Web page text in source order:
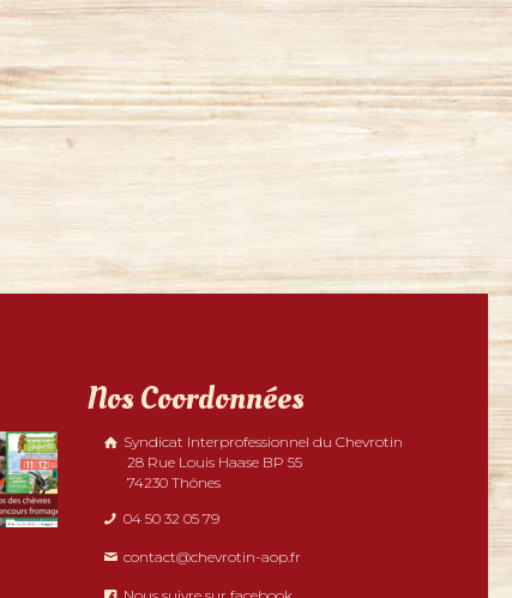
Nos Coordonnées
Syndicat Interprofessionnel du Chevrotin
28 Rue Louis Haase BP 55
74230 Thônes
04 50 32 05 79
contact@chevrotin-aop.fr